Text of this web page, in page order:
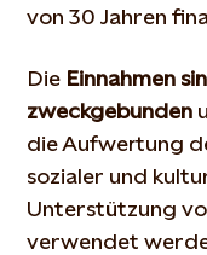
von 30 Jahren
Die Einnahmen
zweckgebunden
die Aufwertung
sozialer und
Unterstützung
verwendet